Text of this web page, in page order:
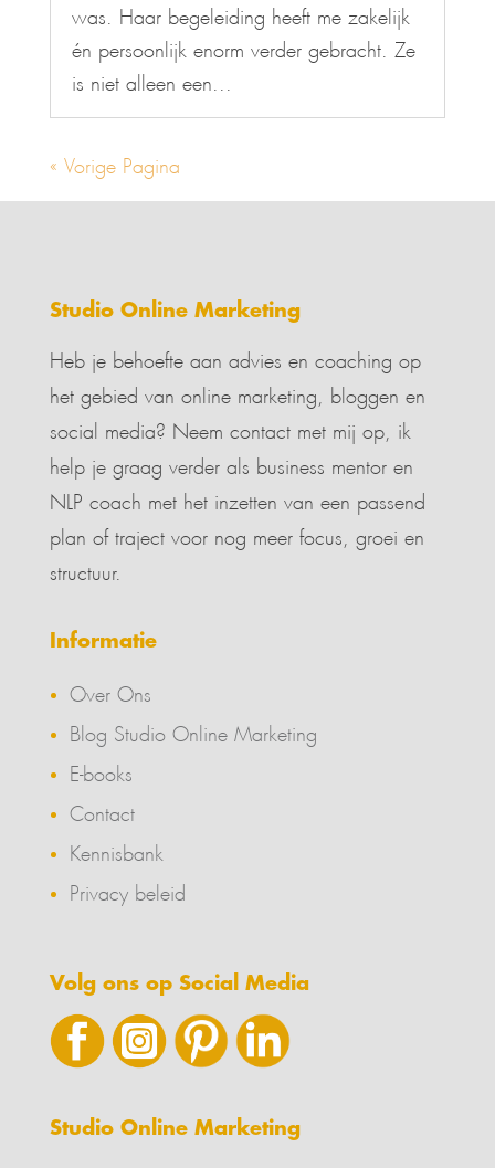
was. Haar begeleiding heeft me zakelijk
én persoonlijk enorm verder gebracht. Ze
is niet alleen een...
« Vorige Pagina
Studio Online Marketing
Heb je behoefte aan advies en coaching op
het gebied van online marketing, bloggen en
social media? Neem contact met mij op, ik
help je graag verder als business mentor en
NLP coach met het inzetten van een passend
plan of traject voor nog meer focus, groei en
structuur.
Informatie
Over Ons
Blog Studio Online Marketing
E-books
Contact
Kennisbank
Privacy beleid
Volg ons op Social Media
Studio Online Marketing